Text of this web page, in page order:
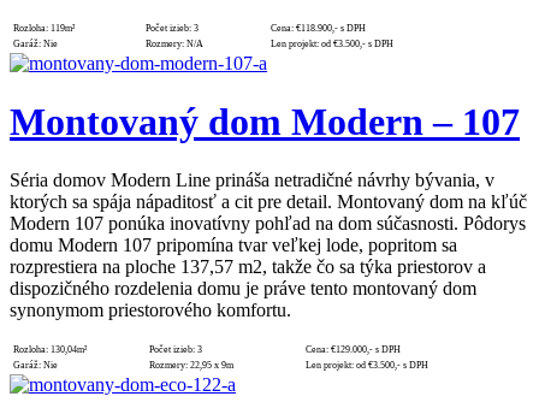
Rozloha: 119m² Počet izieb: 3 Cena: €118.900,- s DPH
Garáž: Nie Rozmery: N/A Len projekt: od €3.500,- s DPH
Montovaný dom Modern – 107
Séria domov Modern Line prináša netradičné návrhy bývania, v
ktorých sa spája nápaditosť a cit pre detail. Montovaný dom na kľúč
Modern 107 ponúka inovatívny pohľad na dom súčasnosti. Pôdorys
domu Modern 107 pripomína tvar veľkej lode, popritom sa
rozprestiera na ploche 137,57 m2, takže čo sa týka priestorov a
dispozičného rozdelenia domu je práve tento montovaný dom
synonymom priestorového komfortu.
Rozloha: 130,04m² Počet izieb: 3 Cena: €129.000,- s DPH
Garáž: Nie Rozmery: 22,95 x 9m Len projekt: od €3.500,- s DPH